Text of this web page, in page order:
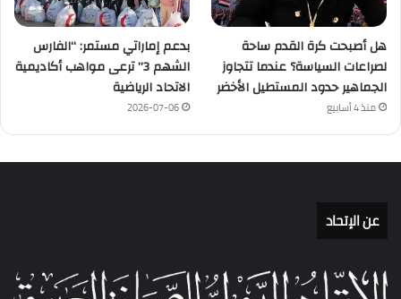
هل أصبحت كرة القدم ساحة
لصراعات السياسة؟ عندما تتجاوز
الجماهير حدود المستطيل الأخضر
منذ 4 أسابيع
بدعم إماراتي مستمر: “الفارس
الشهم 3” ترعى مواهب أكاديمية
الاتحاد الرياضية
2026-07-06
عن الإتحاد